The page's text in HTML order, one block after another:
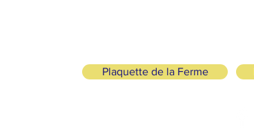
Plaquette de la Ferme